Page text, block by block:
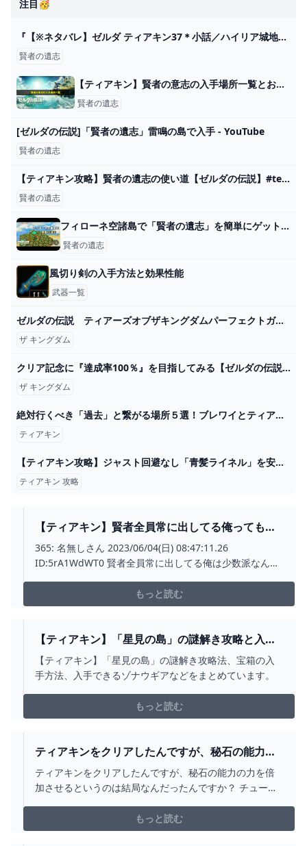
注目🥳
『【※ネタバレ】ゼルダ ティアキン37＊小話／ハイリア城地下、賢者の祝福』
賢者の遺志
【ティアキン】賢者の意志の入手場所一覧とおすすめ使い道｜誰に使うべき？ ワイトのゲーム案内所
賢者の遺志
[ゼルダの伝説]「賢者の遺志」雷鳴の島で入手 - YouTube
賢者の遺志
【ティアキン攻略】賢者の遺志の使い道【ゼルダの伝説】#tearsofthekingdom #shorts - YouTube
賢者の遺志
フィローネ空諸島で「賢者の遺志」を簡単にゲットする方法！ #ティアキン #ゼルダの伝説ティアーズオブザキングダム #ブロックゴーレム - YouTube
賢者の遺志
風切り剣の入手方法と効果性能
武器一覧
ゼルダの伝説 ティアーズオブザキングダムパーフェクトガイド
ザ キングダム
クリア記念に『達成率100％』を目指してみる【ゼルダの伝説 ティアーズ オブ ザ キングダム】 - YouTube
ザ キングダム
絶対行くべき「過去」と繋がる場所５選！ブレワイとティアキンの比較も【ゼルダの伝説ティアーズオブザキングダム】 - YouTube
ティアキン
【ティアキン攻略】ジャスト回避なし「青髪ライネル」を安全に倒して獣王の弓を手に入れる為の簡単討伐方法と出現場所を紹介します【ティアーズオブザキングダム】 - YouTube
ティアキン 攻略
【ティアキン】賢者全員常に出してる俺ってもし
かして少数派なのか？【ティアーズオブザキング
ダム】 ゼルダの伝説ティアーズオブザキングダム
365: 名無しさん 2023/06/04(日) 08:47:11.26
ID:5rA1WdWT0 賢者全員常に出してる俺は少数派なんだ
もっと読む
【ティアキン】「星見の島」の謎解き攻略と入手
できるアイテム - ゼルダの伝説 ティアーズオブザ
キングダム 攻略WIKI ティアキン ： ヘイグ攻略ま
【ティアキン】「星見の島」の謎解き攻略法、宝箱の入
手方法、入手できるゾナウギアなどをまとめています。
もっと読む
ティアキンをクリアしたんですが、秘石の能力の
力を倍加させると... - YAHOO!知恵袋
ティアキンをクリアしたんですが、秘石の能力の力を倍
加させるというのは結局なんだったんですか？ チューリ
なったと思うほど強化された感じは無いですし、能力...
もっと読む